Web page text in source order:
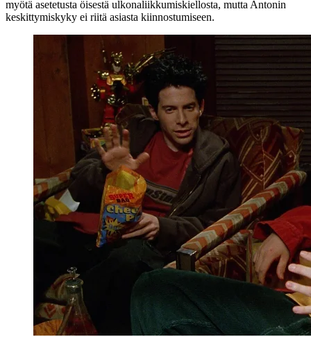
myötä asetetusta öisestä ulkonaliikkumiskiellosta, mutta Antonin
keskittymiskyky ei riitä asiasta kiinnostumiseen.